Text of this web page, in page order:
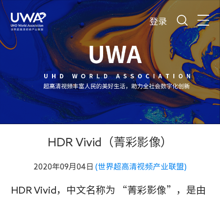
登录
HDR Vivid（菁彩影像）
2020年09月04日 (世界超高清视频产业联盟)
HDR Vivid，中文名称为 “菁彩影像”，是由